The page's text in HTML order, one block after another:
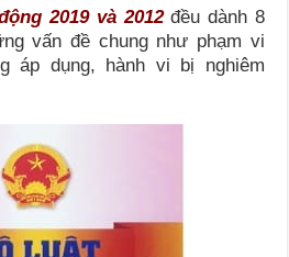
2019 và 2012đều dành 8
vấn đề chung như phạm vi
áp dụng, hành vi bị nghiêm